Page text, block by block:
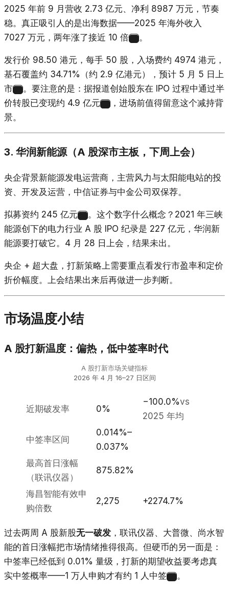
2025 年前 9 月营收 2.73 亿元、净利 8987 万元，节奏
稳。真正吸引人的是出海数据——2025 年海外收入
7027 万元，两年涨了接近 10 倍
。
发行价 98.50 港元，每手 50 股，入场费约 4974 港元，
基石覆盖约 34.71%（约 2.9 亿港元），预计 5 月 5 日上
市
。要注意的是：据报道创始股东在 IPO 过程中通过半
价转股已变现约 4.9 亿元
，进场前值得留意这个减持背
景。
3. 华润新能源（A 股深市主板，下周上会）
央企背景新能源发电运营商，主营风力与太阳能电站的投
资、开发及运营，中信证券与中金公司双保荐。
拟募资约 245 亿元
。这个数字什么概念？2021 年三峡
能源创下的电力行业 A 股 IPO 纪录是 227 亿元，华润新
能源要打破它。4 月 28 日上会，结果未出。
央企 + 超大盘，打新策略上需要重点看发行市盈率和定价
折价幅度。上会结果出来后再做进一步判断。
市场温度小结
A 股打新温度：偏热，低中签率时代
A 股打新市场关键指标
2026 年 4 月 16–27 日区间
近期破发率 0%
−100.0%vs
2025 年均
中签率区间
0.014%–
0.037%
最高首日涨幅
（联讯仪器）
875.82%
海昌智能有效申
购倍数
2,275 +2274.7%
过去两周 A 股新股无一破发 ，联讯仪器、大普微、尚水智
能的首日涨幅把市场情绪推得很高。但硬币的另一面是：
中签率已经低到 0.01% 量级，打新的期望收益要考虑真
实中签概率——1 万人申购才有约 1 人中签
。